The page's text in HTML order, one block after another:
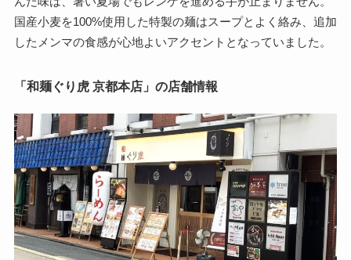
国産小麦を100%使用した特製の麺はスープとよく絡み、追加
したメンマの食感が心地よいアクセントとなっていました。
「和麺ぐり虎 京都本店」の店舗情報